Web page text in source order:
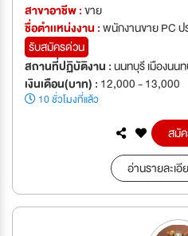
สาขาอาชีพ :ขาย
ชื่อตำเเหน่งงาน :พนักงานขาย PC ป
รับสมัครด่วน
สถานที่ปฏิบัติงาน :นนทบุรี เมืองนน
เงินเดือน(บาท) : 12,000 - 13,000
10 ชั่วโมงที่แล้ว
สมั
อ่านรายละเ